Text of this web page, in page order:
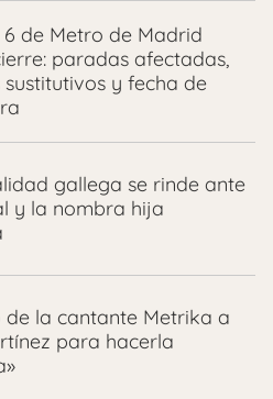
6 de Metro de Madrid
paradas afectadas,
sustitutivos y fecha de
gallega se rinde ante
y la nombra hija
de la cantante Metrika a
para hacerla